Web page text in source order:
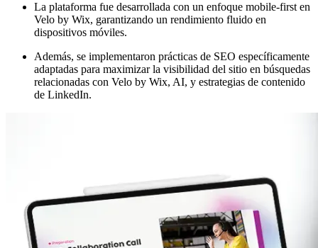
La plataforma fue desarrollada con un enfoque mobile-first en
Velo by Wix, garantizando un rendimiento fluido en
dispositivos móviles.
Además, se implementaron prácticas de SEO específicamente
adaptadas para maximizar la visibilidad del sitio en búsquedas
relacionadas con Velo by Wix, AI, y estrategias de contenido
de LinkedIn.